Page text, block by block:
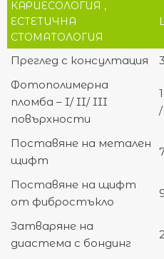
КАРИЕСОЛОГИЯ ,
ЕСТЕТИЧНА
СТОМАТОЛОГИЯ
Преглед с консултация
Фотополимерна
пломба – I/ II/ III
повърхности
Поставяне на метален
щифт
Поставяне на щифт
от фибростъкло
Затваряне на
диастема с бондинг